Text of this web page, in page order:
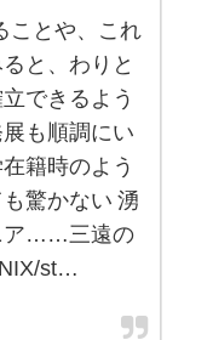
ことや、これ
と、わりと
できるよう
も順調にい
籍時のよう
驚かない 湧
ア……三遠の
st…